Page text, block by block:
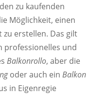
zu kaufenden
Möglichkeit, einen
zu erstellen. Das gilt
professionelles und
Balkonrollo, aber die
oder auch ein Balkon
in Eigenregie